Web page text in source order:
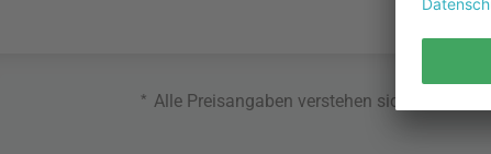
* Alle Preisangaben verstehen sich inklusive